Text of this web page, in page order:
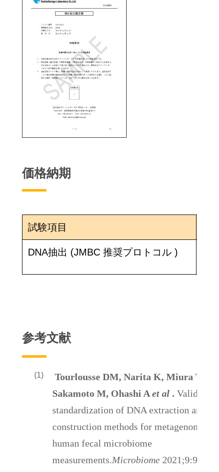
価格納期
試験項目
DNA抽出 (JMBC 推奨プロトコル )
参考文献
(1)
Tourlousse DM, Narita K, Miura T,
Sakamoto M, Ohashi A et al . Validation
standardization of DNA extraction and
construction methods for metagenomics-
human fecal microbiome
measurements.Microbiome 2021;9:95.